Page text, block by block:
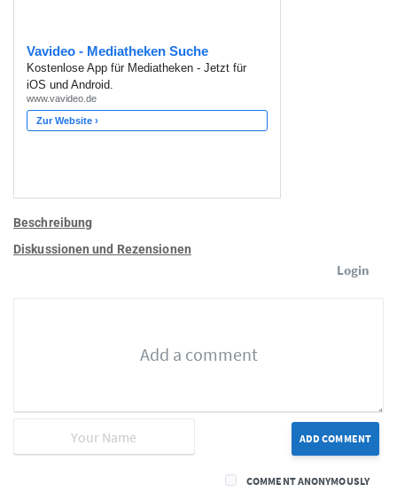
Beschreibung
Diskussionen und Rezensionen
Login
ADD COMMENT
COMMENT ANONYMOUSLY